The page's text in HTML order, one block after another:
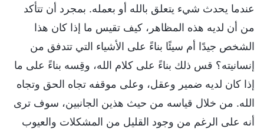
عندما يحدث شيء يتعلق بالله أو بعمله. بمجرد أن تتأكد
من أن لديه هذه المظاهر، كيف تقيس ما إذا كان هذا
الشخص جيدًا أم سيئًا بناءً على الأشياء التي تتدفق من
إنسانيته؟ قس ذلك بناءً على كلام الله، وقِسه بناءً على ما
إذا كان لديه ضمير وعقل، وعلى موقفه تجاه الحق وتجاه
الله. من خلال قياسه من حيث هذين الجانبين، سوف ترى
أنه على الرغم من وجود القليل من المشكلات والعيوب